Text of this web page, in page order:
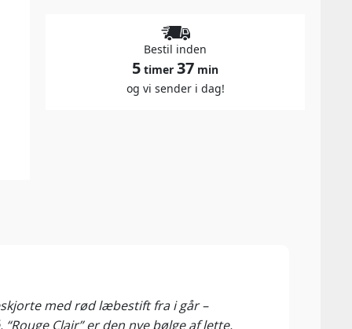
Bestil inden
5 timer 37 min
og vi sender i dag!
med rød læbestift fra i går –
Clair” er den nye bølge af lette,